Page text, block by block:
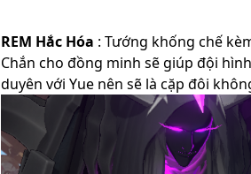
REM Hắc Hóa : Tướng khống chế
Chắn cho đồng minh sẽ giúp đội
duyên với Yue nên sẽ là cặp đôi